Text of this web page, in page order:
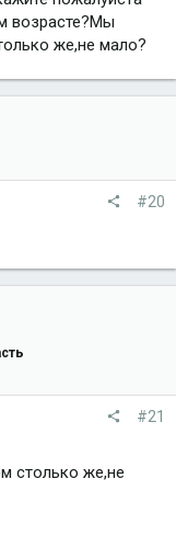
возрасте?Мы
же,не мало?
#20
#21
столько же,не